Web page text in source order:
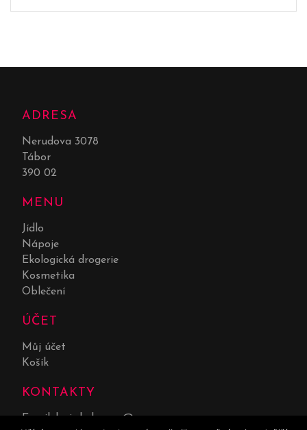
ADRESA
Nerudova 3078
Tábor
390 02
MENU
Jídlo
Nápoje
Ekologická drogerie
Kosmetika
Oblečení
ÚČET
Můj účet
Košík
KONTAKTY
Email: lucie.kolarova@seznam.cz